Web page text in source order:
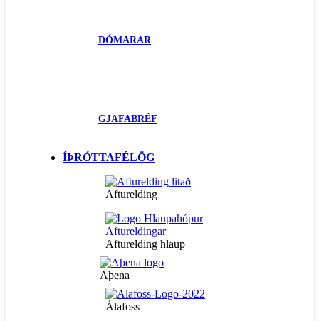
DÓMARAR
GJAFABRÉF
ÍÞRÓTTAFÉLÖG
Afturelding
Afturelding hlaup
Aþena
Álafoss